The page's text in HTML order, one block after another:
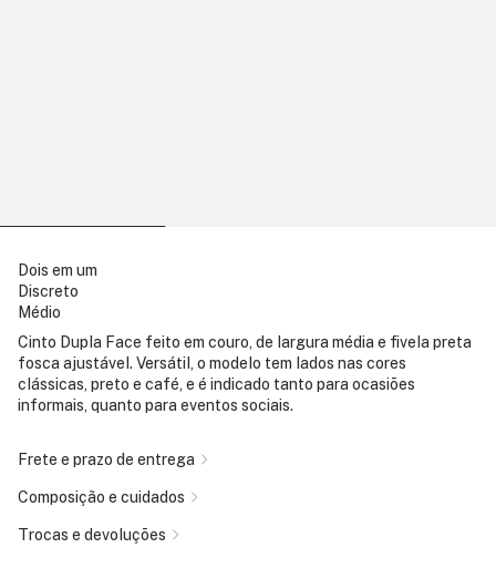
Dois em um
Discreto
Médio
Cinto Dupla Face feito em couro, de largura média e fivela preta
fosca ajustável. Versátil, o modelo tem lados nas cores
clássicas, preto e café, e é indicado tanto para ocasiões
informais, quanto para eventos sociais.
Frete e prazo de entrega
Composição e cuidados
Trocas e devoluções